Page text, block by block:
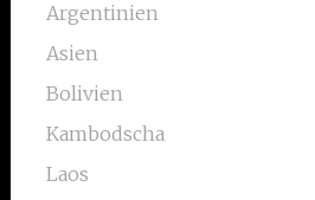
Argentinien
Asien
Bolivien
Kambodscha
Laos